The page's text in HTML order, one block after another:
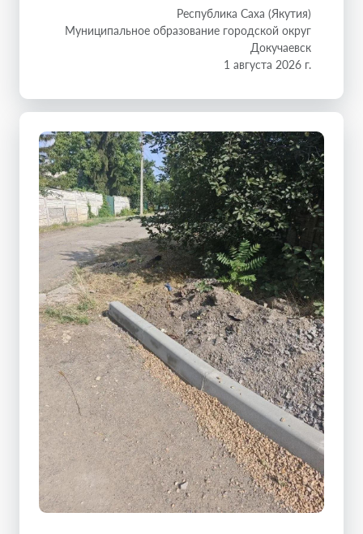
Республика Саха (Якутия)
Муниципальное образование городской округ
Докучаевск
1 августа 2026 г.